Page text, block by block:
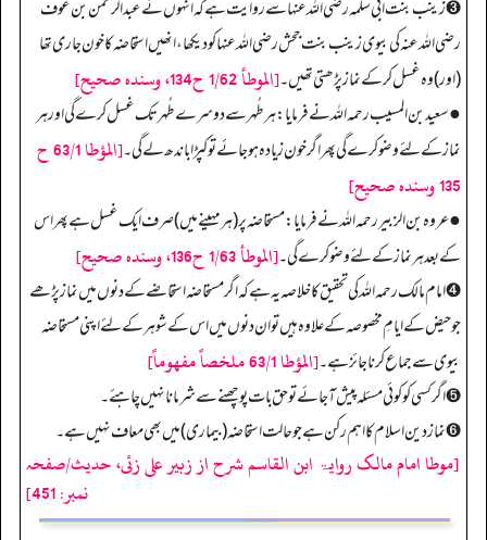
➌ زینب بنت ابی سلمہ رضی اللہ عنہا سے روایت ہے کہ انہوں نے عبدالرحمٰن بن عوف
رضی اللہ عنہ کی بیوی زینب بنت جحش رضی اللہ عنہا کو دیکھا، انھیں استحاضہ کا خون جاری تھا
(اور) وہ غسل کر کے نماز پڑھتی تھیں۔[الموطأ 1/62 ح134، وسنده صحيح]
● سعید بن المسیب رحمہ الله نے فرمایا: ہر طُہر سے دوسرے طُہر تک غسل کرے گی اور ہر
نماز کے لئے وضو کرے گی پھر اگر خون زیادہ ہو جائے تو کپڑا باندھ لے گی۔
[المؤطا 63/1 ح
135 وسنده صحيح]
● عروہ بن الزبیر رحمہ اللہ نے فرمایا: مستحاضہ پر (ہر مہینے میں) صرف ایک غسل ہے پھر اس
کے بعد ہر نماز کے لئے وضو کرے گی۔[الموطأ 1/63 ح136، وسنده صحيح]
➍ امام مالک رحمہ الله کی تحقیق کا خلاصہ یہ ہے کہ اگر مستحاضہ استحاضے کے دنوں میں نماز پڑھے
جو حیض کے ایامِ مخصوصہ کے علاوہ ہیں تو ان دنوں میں اس کے شوہر کے لئے اپنی مستحاضہ
بیوی سے جماع کرنا جائز ہے۔[المؤطا 63/1 ملخصاً مفهوماً]
➎ اگر کسی کو کوئی مسئلہ پیش آجائے تو حق بات پوچھنے سے شرمانا نہیں چاہئے۔
➏ نماز دین اسلام کا اہم رکن ہے جو حالت استحاضہ (بیماری) میں بھی معاف نہیں ہے۔
[موطا امام مالک روایۃ ابن القاسم شرح از زبیر علی زئی، حدیث/صفحہ
نمبر: 451]